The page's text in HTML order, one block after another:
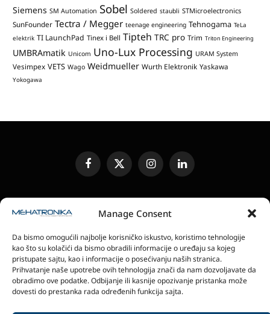
Manage Consent
Da bismo omogućili najbolje korisničko iskustvo, koristimo tehnologije
kao što su kolačići da bismo obradili informacije o uređaju sa kojeg
pristupate sajtu, kao i informacije o posećivanju naših stranica.
Prihvatanje naše upotrebe ovih tehnologija znači da nam dozvoljavate da
obradimo ove podatke. Odbijanje ili kasnije opozivanje pristanka može
dovesti do prestanka rada određenih funkcija sajta.
Siemens SM Automation Sobel Soldered staubli STMicroelectronics
SunFounder Tectra / Megger teenage engineering Tehnogama TeLa
elektrik TI LaunchPad Tinex i Bell Tipteh TRC pro Trim Triton Engineering
UMBRAmatik Unicom Uno-Lux Processing URAM System
Vesimpex VETS Wago Weidmueller Wurth Elektronik Yaskawa
Yokogawa
FacebookX
(Twitter)
InstagramLinkedIn
SLANJE JEDINICA ZA RECENZIJU
ELEKTRONSKA IZDANJA
POLITIKA PRIVATNOSTI
POLITIKA KOLAČIĆA
magazin Mehatronika - Agencija “Gomo Design”
Stanoja Glavaša 37, 26300 Vršac, Serbia